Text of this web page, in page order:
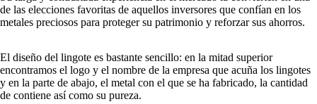
de las elecciones favoritas de aquellos inversores que confían en los
metales preciosos para proteger su patrimonio y reforzar sus ahorros.
El diseño del lingote es bastante sencillo: en la mitad superior
encontramos el logo y el nombre de la empresa que acuña los lingotes
y en la parte de abajo, el metal con el que se ha fabricado, la cantidad
de contiene así como su pureza.